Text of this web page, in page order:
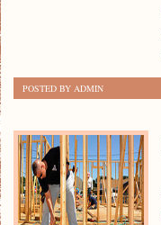
POSTED BY ADMIN